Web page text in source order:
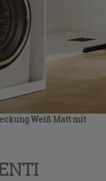
Weiß Matt mit